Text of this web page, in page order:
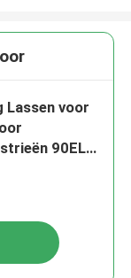
Lassen voor
90EL
ASME